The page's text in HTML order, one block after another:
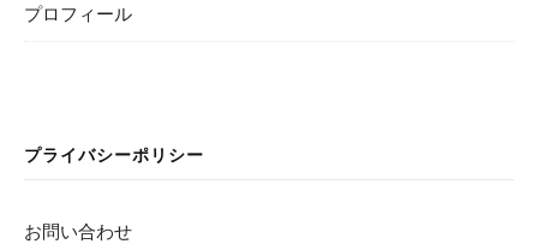
プロフィール
プライバシーポリシー
お問い合わせ